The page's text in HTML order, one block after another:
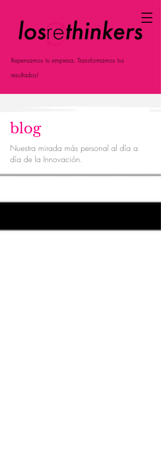
Repensamos tu empresa. Transformamos tus
resultados!
blog
Nuestra mirada más personal al día a
día de la Innovación.